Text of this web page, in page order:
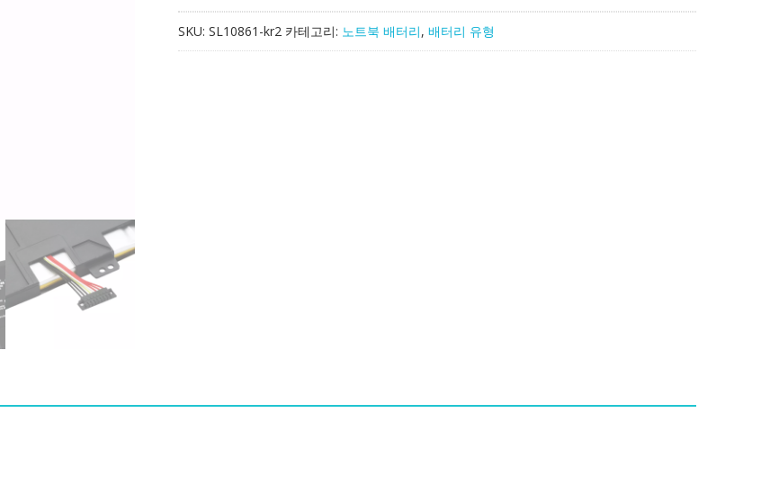
터
SKU: SL10861-kr2 카테고리: 노트북 배터리, 배터리 유형